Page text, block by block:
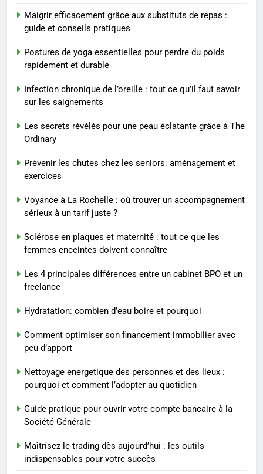
Voyance à La Rochelle : où
trouver un accompagnement
BIEN ÊTRE
Sclérose en plaques et
maternité : tout ce que les
femmes enceintes doivent
SANTÉ
Les étapes clés pour créer une
ENTREPRISE
2
Maigrir efficacement grâce aux
conseils pratiques
BIEN ÊTRE
3
pour perdre du poids
4
Infection chronique de l’oreille :
Maigrir efficacement grâce aux substituts de repas :
guide et conseils pratiques
Postures de yoga essentielles pour perdre du poids
rapidement et durable
Infection chronique de l’oreille : tout ce qu’il faut savoir
sur les saignements
Les secrets révélés pour une peau éclatante grâce à The
Ordinary
Prévenir les chutes chez les seniors: aménagement et
exercices
Voyance à La Rochelle : où trouver un accompagnement
sérieux à un tarif juste ?
Sclérose en plaques et maternité : tout ce que les
femmes enceintes doivent connaître
Les 4 principales différences entre un cabinet BPO et un
freelance
Hydratation: combien d’eau boire et pourquoi
Comment optimiser son financement immobilier avec
peu d’apport
Nettoyage energetique des personnes et des lieux :
pourquoi et comment l’adopter au quotidien
Guide pratique pour ouvrir votre compte bancaire à la
Société Générale
Maîtrisez le trading dès aujourd’hui : les outils
indispensables pour votre succès